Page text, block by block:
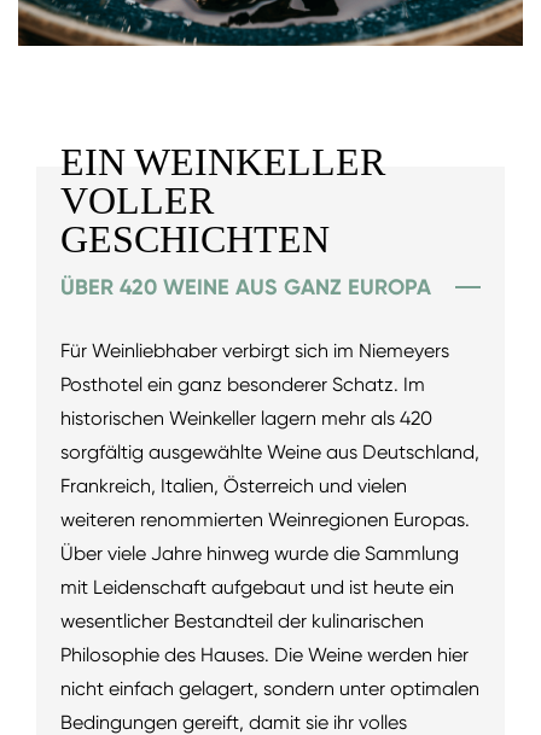
EIN WEINKELLER
VOLLER
GESCHICHTEN
ÜBER 420 WEINE AUS GANZ EUROPA
Für Weinliebhaber verbirgt sich im Niemeyers
Posthotel ein ganz besonderer Schatz. Im
historischen Weinkeller lagern mehr als 420
sorgfältig ausgewählte Weine aus Deutschland,
Frankreich, Italien, Österreich und vielen
weiteren renommierten Weinregionen Europas.
Über viele Jahre hinweg wurde die Sammlung
mit Leidenschaft aufgebaut und ist heute ein
wesentlicher Bestandteil der kulinarischen
Philosophie des Hauses. Die Weine werden hier
nicht einfach gelagert, sondern unter optimalen
Bedingungen gereift, damit sie ihr volles